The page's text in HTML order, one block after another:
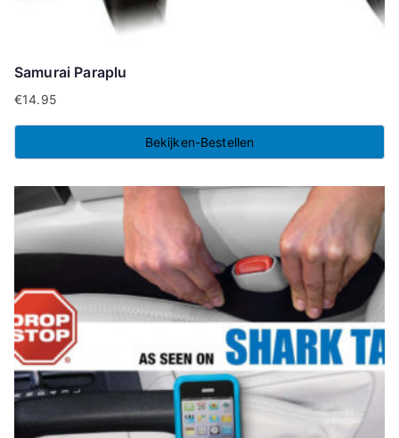
Samurai Paraplu
€14.95
Bekijken-Bestellen